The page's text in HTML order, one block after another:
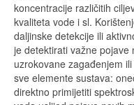
koncentracije različitih
kvaliteta vode i sl.
daljinske detekcije ili
je detektirati važne
uzrokovane zagađenjem
sve elemente sustava:
direktno primijetiti